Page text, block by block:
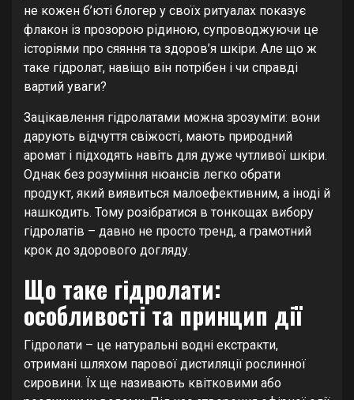
не кожен б’юті блогер у своїх ритуалах показує
флакон із прозорою рідиною, супроводжуючи це
історіями про сяяння та здоров’я шкіри. Але що ж
таке гідролат, навіщо він потрібен і чи справді
вартий уваги?
Зацікавлення гідролатами можна зрозуміти: вони
дарують відчуття свіжості, мають природний
аромат і підходять навіть для дуже чутливої шкіри.
Однак без розуміння нюансів легко обрати
продукт, який виявиться малоефективним, а іноді й
нашкодить. Тому розібратися в тонкощах вибору
гідролатів – давно не просто тренд, а грамотний
крок до здорового догляду.
Що таке гідролати:
особливості та принцип дії
Гідролати – це натуральні водні екстракти,
отримані шляхом парової дистиляції рослинної
сировини. Їх ще називають квітковими або